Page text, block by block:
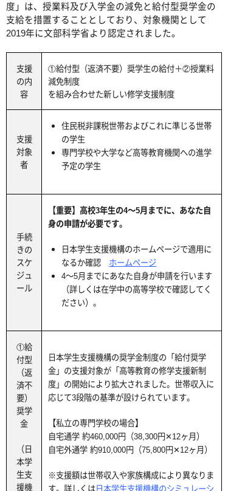
度」は、授業料及び入学金の減免と給付型奨学金の
支給を措置することとしており、対象機関として
2019年に文部科学省より認定されました。
支援
の内
容
①給付型（返済不要）奨学生の給付＋②授業料
減免制度
を組み合わせた新しい修学支援制度
支援
対象
者
住民税非課税世帯およびこれに準じる世帯
の学生
専門学校や大学など高等教育機関への進学
予定の学生
手続
きの
スケ
ジュ
ール
【重要】高校3年生の4～5月までに、あなた自
身の申請が必要です。
日本学生支援機構のホームページで適用に
なるか確認 ホームページ
4～5月までにあなた自身が申請を行います
（詳しくは在学中の高等学校で確認してく
ださい）。
①給
付型
（返
済不
要）
奨学
金
（日
本学
生支
援機
日本学生支援機構の奨学金制度の「給付奨学
金」の支援対象が「高等教育の修学支援新制
度」の開始により拡大されました。世帯収入に
応じて3段階の基準が設けられています。
【私立の専門学校の場合】
自宅通学 約460,000円（38,300円✕12ヶ月）
自宅外通学 約910,000円（75,800円✕12ヶ月）
※支援額は世帯収入や家族構成により異なりま
す。詳しくは 日本学生支援機構のシミュレーシ